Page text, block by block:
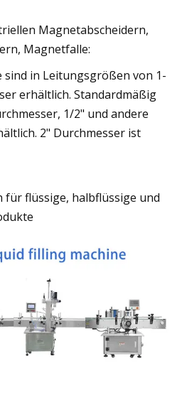
Magnetabscheidern,
Magnetfalle:
sind in Leitungsgrößen von 1-
erhältlich. Standardmäßig
1/2" und andere
2" Durchmesser ist
für flüssige, halbflüssige und